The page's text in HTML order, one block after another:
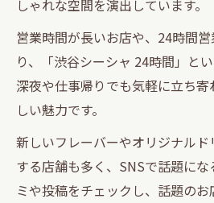
しゃれな空間を演出しています。
営業時間が長いお店や、24時間
り、「渋谷シーシャ 24時間」と
深夜や仕事帰りでも気軽に立ち
しい魅力です。
新しいフレーバーやオリジナル
する店舗も多く、SNSで話題に
ミや投稿をチェックし、話題の